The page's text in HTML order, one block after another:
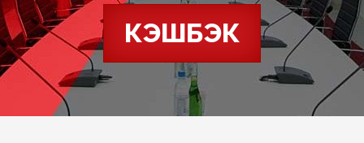
КЭШБЭК